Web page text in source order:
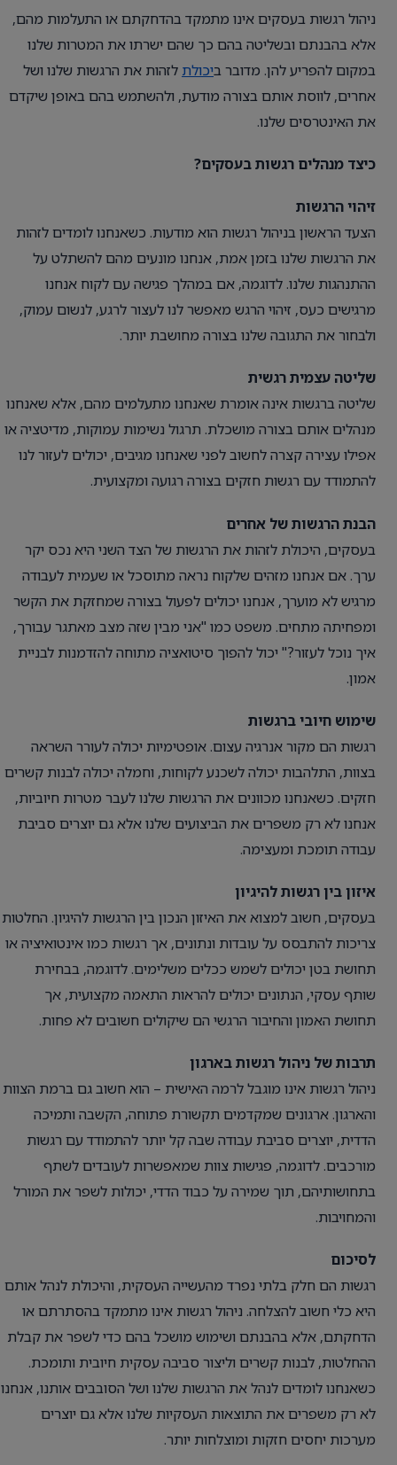
ניהול רגשות בעסקים אינו מתמקד בהדחקתם או התעלמות מהם,
אלא בהבנתם ובשליטה בהם כך שהם ישרתו את המטרות שלנו
במקום להפריע להן. מדובר ביכולת לזהות את הרגשות שלנו ושל
אחרים, לווסת אותם בצורה מודעת, ולהשתמש בהם באופן שיקדם
את האינטרסים שלנו.
כיצד מנהלים רגשות בעסקים?
זיהוי הרגשות
הצעד הראשון בניהול רגשות הוא מודעות. כשאנחנו לומדים לזהות
את הרגשות שלנו בזמן אמת, אנחנו מונעים מהם להשתלט על
ההתנהגות שלנו. לדוגמה, אם במהלך פגישה עם לקוח אנחנו
מרגישים כעס, זיהוי הרגש מאפשר לנו לעצור לרגע, לנשום עמוק,
ולבחור את התגובה שלנו בצורה מחושבת יותר.
שליטה עצמית רגשית
שליטה ברגשות אינה אומרת שאנחנו מתעלמים מהם, אלא שאנחנו
מנהלים אותם בצורה מושכלת. תרגול נשימות עמוקות, מדיטציה או
אפילו עצירה קצרה לחשוב לפני שאנחנו מגיבים, יכולים לעזור לנו
להתמודד עם רגשות חזקים בצורה רגועה ומקצועית.
הבנת הרגשות של אחרים
בעסקים, היכולת לזהות את הרגשות של הצד השני היא נכס יקר
ערך. אם אנחנו מזהים שלקוח נראה מתוסכל או שעמית לעבודה
מרגיש לא מוערך, אנחנו יכולים לפעול בצורה שמחזקת את הקשר
ומפחיתה מתחים. משפט כמו "אני מבין שזה מצב מאתגר עבורך,
איך נוכל לעזור?" יכול להפוך סיטואציה מתוחה להזדמנות לבניית
אמון.
שימוש חיובי ברגשות
רגשות הם מקור אנרגיה עצום. אופטימיות יכולה לעורר השראה
בצוות, התלהבות יכולה לשכנע לקוחות, וחמלה יכולה לבנות קשרים
חזקים. כשאנחנו מכוונים את הרגשות שלנו לעבר מטרות חיוביות,
אנחנו לא רק משפרים את הביצועים שלנו אלא גם יוצרים סביבת
עבודה תומכת ומעצימה.
איזון בין רגשות להיגיון
בעסקים, חשוב למצוא את האיזון הנכון בין הרגשות להיגיון. החלטות
צריכות להתבסס על עובדות ונתונים, אך רגשות כמו אינטואיציה או
תחושת בטן יכולים לשמש ככלים משלימים. לדוגמה, בבחירת
שותף עסקי, הנתונים יכולים להראות התאמה מקצועית, אך
תחושת האמון והחיבור הרגשי הם שיקולים חשובים לא פחות.
תרבות של ניהול רגשות בארגון
ניהול רגשות אינו מוגבל לרמה האישית – הוא חשוב גם ברמת הצוות
והארגון. ארגונים שמקדמים תקשורת פתוחה, הקשבה ותמיכה
הדדית, יוצרים סביבת עבודה שבה קל יותר להתמודד עם רגשות
מורכבים. לדוגמה, פגישות צוות שמאפשרות לעובדים לשתף
בתחושותיהם, תוך שמירה על כבוד הדדי, יכולות לשפר את המורל
והמחויבות.
לסיכום
רגשות הם חלק בלתי נפרד מהעשייה העסקית, והיכולת לנהל אותם
היא כלי חשוב להצלחה. ניהול רגשות אינו מתמקד בהסתרתם או
הדחקתם, אלא בהבנתם ושימוש מושכל בהם כדי לשפר את קבלת
ההחלטות, לבנות קשרים וליצור סביבה עסקית חיובית ותומכת.
כשאנחנו לומדים לנהל את הרגשות שלנו ושל הסובבים אותנו, אנחנו
לא רק משפרים את התוצאות העסקיות שלנו אלא גם יוצרים
מערכות יחסים חזקות ומוצלחות יותר.